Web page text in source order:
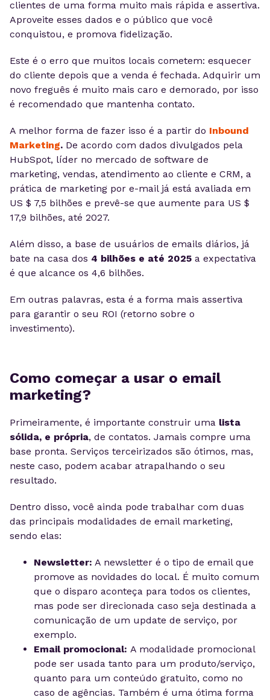
clientes de uma forma muito mais rápida e assertiva.
Aproveite esses dados e o público que você
conquistou, e promova fidelização.
Este é o erro que muitos locais cometem: esquecer
do cliente depois que a venda é fechada. Adquirir um
novo freguês é muito mais caro e demorado, por isso
é recomendado que mantenha contato.
A melhor forma de fazer isso é a partir do Inbound
Marketing. De acordo com dados divulgados pela
HubSpot, líder no mercado de software de
marketing, vendas, atendimento ao cliente e CRM, a
prática de marketing por e-mail já está avaliada em
US $ 7,5 bilhões e prevê-se que aumente para US $
17,9 bilhões, até 2027.
Além disso, a base de usuários de emails diários, já
bate na casa dos 4 bilhões e até 2025 a expectativa
é que alcance os 4,6 bilhões.
Em outras palavras, esta é a forma mais assertiva
para garantir o seu ROI (retorno sobre o
investimento).
Como começar a usar o email
marketing?
Primeiramente, é importante construir uma lista
sólida, e própria, de contatos. Jamais compre uma
base pronta. Serviços terceirizados são ótimos, mas,
neste caso, podem acabar atrapalhando o seu
resultado.
Dentro disso, você ainda pode trabalhar com duas
das principais modalidades de email marketing,
sendo elas:
Newsletter: A newsletter é o tipo de email que
promove as novidades do local. É muito comum
que o disparo aconteça para todos os clientes,
mas pode ser direcionada caso seja destinada a
comunicação de um update de serviço, por
exemplo.
Email promocional: A modalidade promocional
pode ser usada tanto para um produto/serviço,
quanto para um conteúdo gratuito, como no
caso de agências. Também é uma ótima forma